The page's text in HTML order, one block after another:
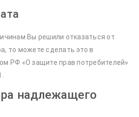
Вы решили отказаться от
то можете сделать это в
РФ «О защите прав потребителей»
надлежащего